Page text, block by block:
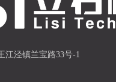
江泾镇兰宝路33号-1